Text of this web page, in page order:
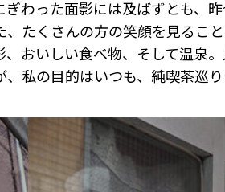
わった面影には及ばずとも、
たくさんの方の笑顔を見ること
おいしい食べ物、そして温泉
私の目的はいつも、純喫茶巡り